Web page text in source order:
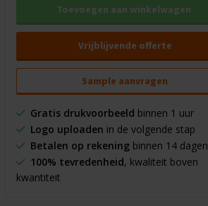
Toevoegen aan winkelwagen
Vrijblijvende offerte
Sample aanvragen
Gratis drukvoorbeeld binnen 1 uur
Logo uploaden in de volgende stap
Betalen op rekeningbinnen 14 dagen
100% tevredenheid, kwaliteit boven
kwantiteit